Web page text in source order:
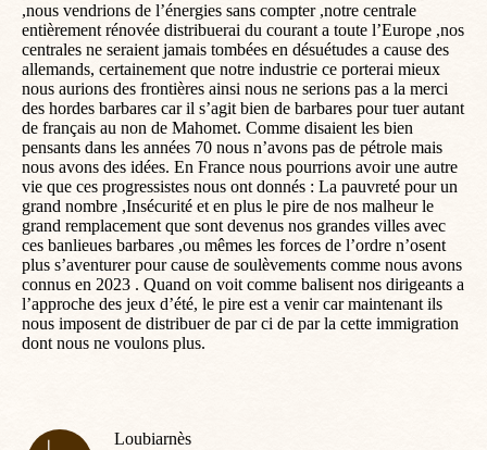
,nous vendrions de l’énergies sans compter ,notre centrale
entièrement rénovée distribuerai du courant a toute l’Europe ,nos
centrales ne seraient jamais tombées en désuétudes a cause des
allemands, certainement que notre industrie ce porterai mieux
nous aurions des frontières ainsi nous ne serions pas a la merci
des hordes barbares car il s’agit bien de barbares pour tuer autant
de français au non de Mahomet. Comme disaient les bien
pensants dans les années 70 nous n’avons pas de pétrole mais
nous avons des idées. En France nous pourrions avoir une autre
vie que ces progressistes nous ont donnés : La pauvreté pour un
grand nombre ,Insécurité et en plus le pire de nos malheur le
grand remplacement que sont devenus nos grandes villes avec
ces banlieues barbares ,ou mêmes les forces de l’ordre n’osent
plus s’aventurer pour cause de soulèvements comme nous avons
connus en 2023 . Quand on voit comme balisent nos dirigeants a
l’approche des jeux d’été, le pire est a venir car maintenant ils
nous imposent de distribuer de par ci de par la cette immigration
dont nous ne voulons plus.
Loubiarnès